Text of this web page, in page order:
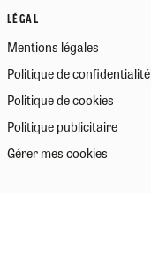
LÉGAL
Mentions légales
Politique de confidentialité
Politique de cookies
Politique publicitaire
Gérer mes cookies